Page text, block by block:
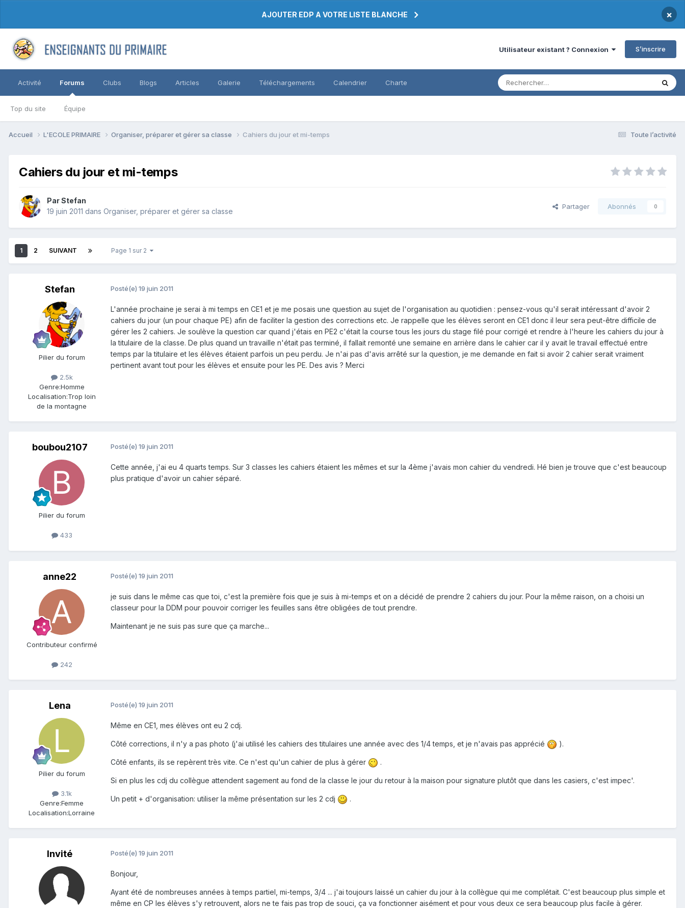
AJOUTER EDP A VOTRE LISTE BLANCHE ×
Utilisateur existant ? Connexion S’inscrire
Activité Forums
Top du site Équipe
Clubs Blogs Articles Galerie Téléchargements Calendrier Charte
Toute l’activité
Accueil L'ECOLE PRIMAIRE Organiser, préparer et gérer sa classe Cahiers du jour et mi-temps
Cahiers du jour et mi-temps
Par Stefan
19 juin 2011 dans Organiser, préparer et gérer sa classe
Partager Abonnés 0
1 2 SUIVANT Page 1 sur 2
Stefan
Pilier du forum
2.5k
Genre:Homme
Localisation:Trop loin
de la montagne
Posté(e) 19 juin 2011
L'année prochaine je serai à mi temps en CE1 et je me posais une question au sujet de l'organisation au quotidien : pensez-vous qu'il serait intéressant d'avoir 2
cahiers du jour (un pour chaque PE) afin de faciliter la gestion des corrections etc. Je rappelle que les élèves seront en CE1 donc il leur sera peut-être difficile de
gérer les 2 cahiers. Je soulève la question car quand j'étais en PE2 c'était la course tous les jours du stage filé pour corrigé et rendre à l'heure les cahiers du jour à
la titulaire de la classe. De plus quand un travaille n'était pas terminé, il fallait remonté une semaine en arrière dans le cahier car il y avait le travail effectué entre
temps par la titulaire et les élèves étaient parfois un peu perdu. Je n'ai pas d'avis arrêté sur la question, je me demande en fait si avoir 2 cahier serait vraiment
pertinent avant tout pour les élèves et ensuite pour les PE. Des avis ? Merci
boubou2107
Pilier du forum
433
Posté(e) 19 juin 2011
Cette année, j'ai eu 4 quarts temps. Sur 3 classes les cahiers étaient les mêmes et sur la 4ème j'avais mon cahier du vendredi. Hé bien je trouve que c'est beaucoup
plus pratique d'avoir un cahier séparé.
anne22
Contributeur confirmé
242
Posté(e) 19 juin 2011
je suis dans le même cas que toi, c'est la première fois que je suis à mi-temps et on a décidé de prendre 2 cahiers du jour. Pour la même raison, on a choisi un
classeur pour la DDM pour pouvoir corriger les feuilles sans être obligées de tout prendre.
Maintenant je ne suis pas sure que ça marche...
Lena
Pilier du forum
3.1k
Genre:Femme
Localisation:Lorraine
Posté(e) 19 juin 2011
Même en CE1, mes élèves ont eu 2 cdj.
Côté corrections, il n'y a pas photo (j'ai utilisé les cahiers des titulaires une année avec des 1/4 temps, et je n'avais pas apprécié ).
Côté enfants, ils se repèrent très vite. Ce n'est qu'un cahier de plus à gérer .
Si en plus les cdj du collègue attendent sagement au fond de la classe le jour du retour à la maison pour signature plutôt que dans les casiers, c'est impec'.
Un petit + d'organisation: utiliser la même présentation sur les 2 cdj .
Invité Posté(e) 19 juin 2011
Bonjour,
Ayant été de nombreuses années à temps partiel, mi-temps, 3/4 ... j'ai toujours laissé un cahier du jour à la collègue qui me complétait. C'est beaucoup plus simple et
même en CP les élèves s'y retrouvent, alors ne te fais pas trop de souci, ça va fonctionner aisément et pour vous deux ce sera beaucoup plus facile à gérer.